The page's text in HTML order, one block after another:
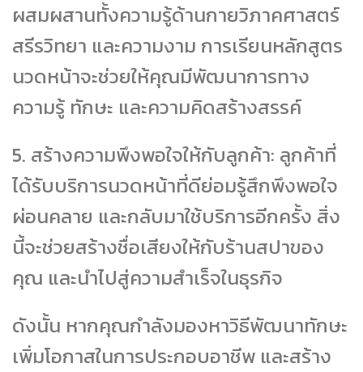
ผสมผสานทั้งความรู้ด้านกายวิภาคศาสตร์
สรีรวิทยา และความงาม การเรียนหลักสูตร
นวดหน้าจะช่วยให้คุณมีพัฒนาการทาง
ความรู้ ทักษะ และความคิดสร้างสรรค์
5. สร้างความพึงพอใจให้กับลูกค้า: ลูกค้าที่
ได้รับบริการนวดหน้าที่ดีย่อมรู้สึกพึงพอใจ
ผ่อนคลาย และกลับมาใช้บริการอีกครั้ง สิ่ง
นี้จะช่วยสร้างชื่อเสียงให้กับร้านสปาของ
คุณ และนำไปสู่ความสำเร็จในธุรกิจ
ดังนั้น หากคุณกำลังมองหาวิธีพัฒนาทักษะ
เพิ่มโอกาสในการประกอบอาชีพ และสร้าง